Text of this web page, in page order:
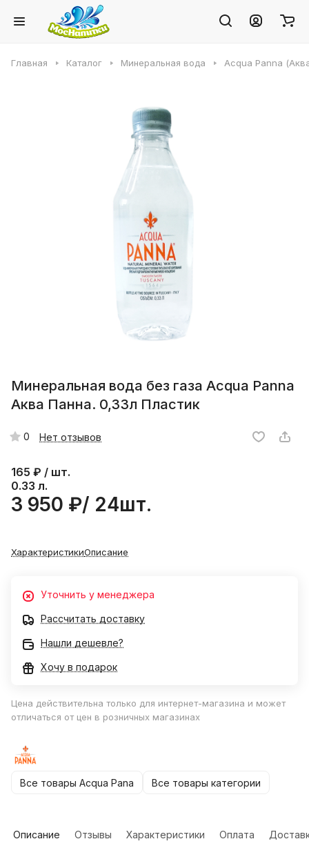
Главная Каталог Минеральная вода Acqua Panna
Минеральная вода без газа Acqua Panna
Аква Панна. 0,33л Пластик
0 Нет отзывов
165 ₽ / шт.
0.33 л.
3 950 ₽/ 24шт.
ХарактеристикиОписание
Уточнить у менеджера
Рассчитать доставку
Нашли дешевле?
Хочу в подарок
Цена действительна только для интернет-магазина и может
отличаться от цен в розничных магазинах
Все товары Acqua Pana Все товары категории
Описание Отзывы Характеристики Оплата